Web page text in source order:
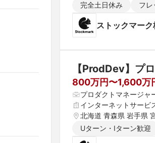
完全土日休み
フレ
ストックマー
【ProdDev】プ
800万円〜1,600万
プロダクトマネージャ
インターネットサービ
北海道 青森県 岩手県
県 新潟県 富山県 石川
愛媛県 高知県 福岡県
Uターン・Iターン歓迎